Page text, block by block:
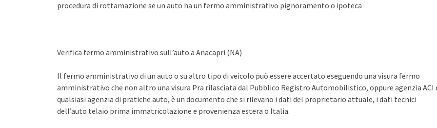
procedura di rottamazione se un auto ha un fermo amministrativo pignoramento o ipoteca
Verifica fermo amministrativo sull’auto a Anacapri (NA)
Il fermo amministrativo di un auto o su altro tipo di veicolo può essere accertato eseguendo una visura fermo
amministrativo che non altro una visura Pra rilasciata dal Pubblico Registro Automobilistico, oppure agenzia ACI
qualsiasi agenzia di pratiche auto, è un documento che si rilevano i dati del proprietario attuale, i dati tecnici
dell’auto telaio prima immatricolazione e provenienza estera o Italia.